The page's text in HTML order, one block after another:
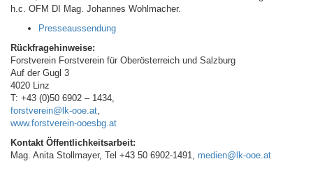
h.c. OFM DI Mag. Johannes Wohlmacher.
Presseaussendung
Rückfragehinweise:
Forstverein Forstverein für Oberösterreich und Salzburg
Auf der Gugl 3
4020 Linz
T: +43 (0)50 6902 – 1434,
forstverein@lk-ooe.at,
www.forstverein-ooesbg.at
Kontakt Öffentlichkeitsarbeit:
Mag. Anita Stollmayer, Tel +43 50 6902-1491, medien@lk-ooe.at